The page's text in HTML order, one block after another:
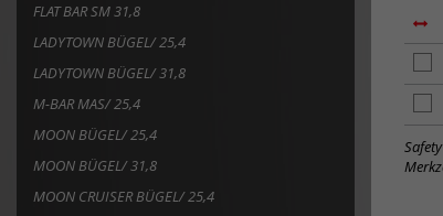
FLAT BAR SM 31,8
LADYTOWN BÜGEL/ 25,4
LADYTOWN BÜGEL/ 31,8
M-BAR MAS/ 25,4
MOON BÜGEL/ 25,4
MOON BÜGEL/ 31,8
MOON CRUISER BÜGEL/ 25,4
zum
zum